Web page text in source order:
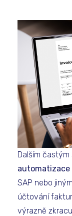
Dalším
SAP nebo jiným
účtování
výrazně